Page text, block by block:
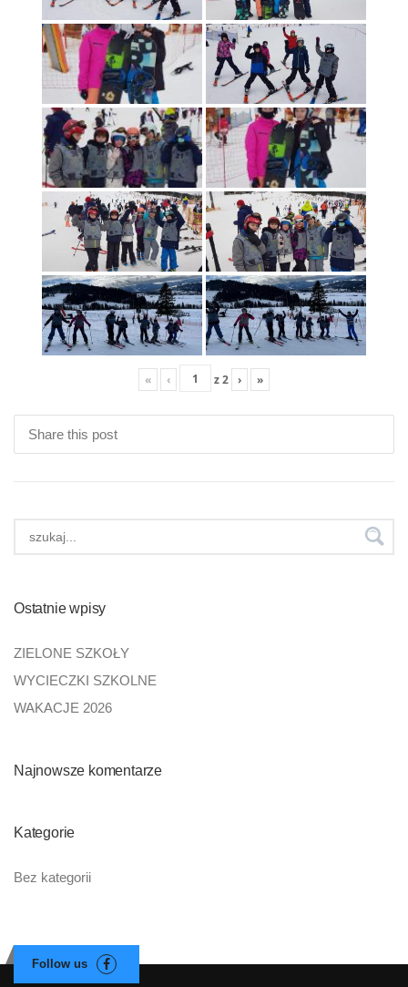
« ‹ z2 › »
Share this post
Ostatnie wpisy
ZIELONE SZKOŁY
WYCIECZKI SZKOLNE
WAKACJE 2026
Najnowsze komentarze
Kategorie
Bez kategorii